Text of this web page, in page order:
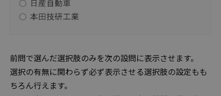
前問で選んだ選択肢のみを次の設問に表示させます。
選択の有無に関わらず必ず表示させる選択肢の設定もも
ちろん行えます。